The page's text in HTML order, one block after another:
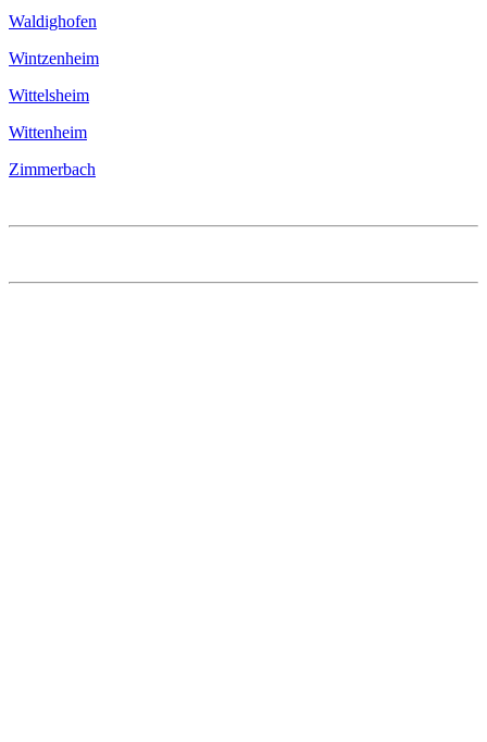
Waldighofen
Wintzenheim
Wittelsheim
Wittenheim
Zimmerbach